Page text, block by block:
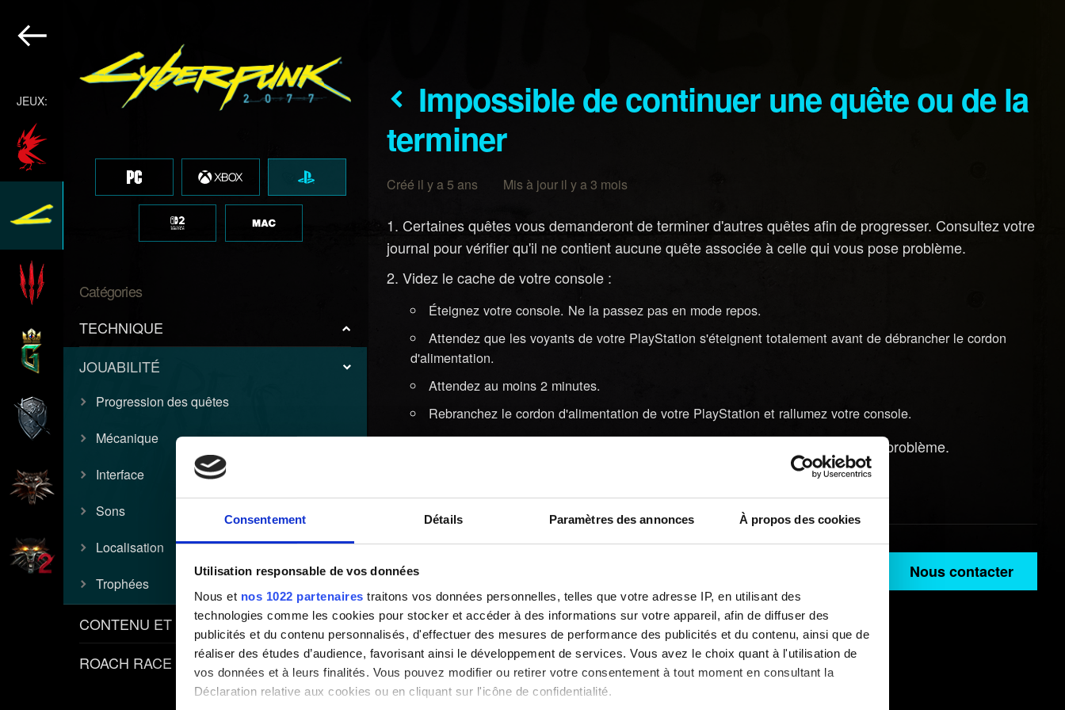
Consentement Détails Paramètres des annonces À propos des cookies
Utilisation responsable de vos données
Nous et nos 1022 partenaires traitons vos données personnelles, telles que votre adresse IP, en utilisant des
technologies comme les cookies pour stocker et accéder à des informations sur votre appareil, afin de diffuser des
publicités et du contenu personnalisés, d'effectuer des mesures de performance des publicités et du contenu, ainsi que de
réaliser des études d’audience, favorisant ainsi le développement de services. Vous avez le choix quant à l'utilisation de
vos données et à leurs finalités. Vous pouvez modifier ou retirer votre consentement à tout moment en consultant la
Déclaration relative aux cookies ou en cliquant sur l'icône de confidentialité.
JEUX:
Catégories
TECHNIQUE
JOUABILITÉ
Progression des quêtes
Mécanique
Interface
Sons
Localisation
Trophées
CONTENU ET POLITIQUES
ROACH RACE APP
Impossible de continuer une quête ou de la
terminer
Créé il y a 5 ans Mis à jour il y a 3 mois
Certaines quêtes vous demanderont de terminer d'autres quêtes afin de progresser. Consultez votre
journal pour vérifier qu'il ne contient aucune quête associée à celle qui vous pose problème.
Videz le cache de votre console :
Éteignez votre console. Ne la passez pas en mode repos.
Attendez que les voyants de votre PlayStation s'éteignent totalement avant de débrancher le cordon
d'alimentation.
Attendez au moins 2 minutes.
Rebranchez le cordon d'alimentation de votre PlayStation et rallumez votre console.
l'apparition du problème.
Besoin d'aide ? Nous contacter